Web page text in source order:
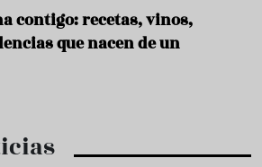
contigo: recetas, vinos,
que nacen de un